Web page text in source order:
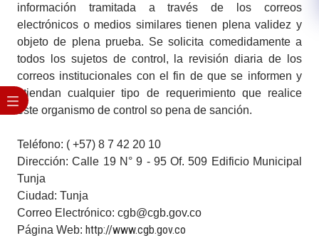
información tramitada a través de los correos
electrónicos o medios similares tienen plena validez y
objeto de plena prueba. Se solicita comedidamente a
todos los sujetos de control, la revisión diaria de los
correos institucionales con el fin de que se informen y
atiendan cualquier tipo de requerimiento que realice
este organismo de control so pena de sanción.
Teléfono: ( +57) 8 ​7 42 20 10
Dirección: Calle 19 N° 9 - 95 Of. 509 Edificio Municipal
Tunja
Ciudad: Tunja
Correo Electrónico: cgb@cgb.gov.co​
Página Web: http://www.cgb.gov.co​